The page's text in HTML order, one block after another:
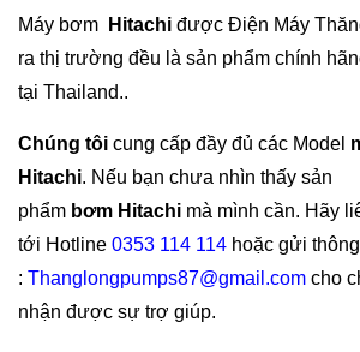
Máy bơm Hitachi được Điện Máy
ra thị trường đều là sản phẩm chính
tại Thailand..
Chúng tôi cung cấp đầy đủ các Model
Hitachi. Nếu bạn chưa nhìn thấy sản
phẩm bơm Hitachi mà mình cần. Hãy
tới Hotline 0353 114 114 hoặc gửi
: Thanglongpumps87@gmail.com cho
nhận được sự trợ giúp.